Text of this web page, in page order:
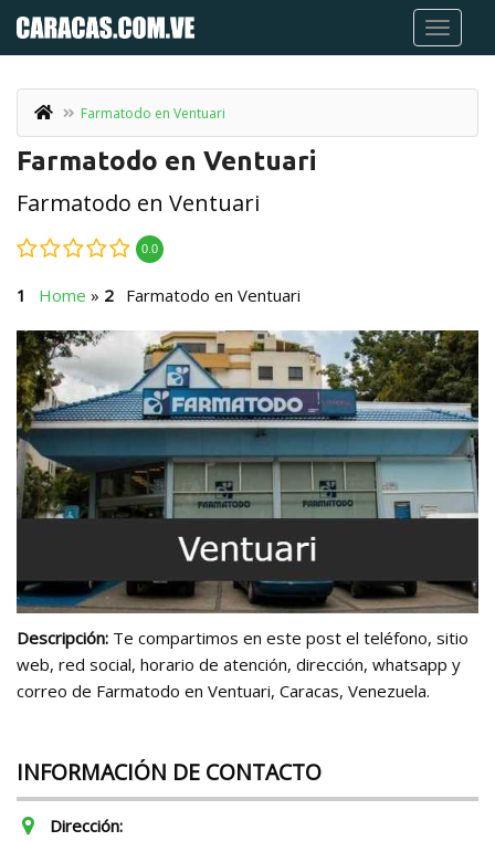
Farmatodo en Ventuari
Farmatodo en Ventuari
Farmatodo en Ventuari
0.0
Home » Farmatodo en Ventuari
Descripción: Te compartimos en este post el teléfono, sitio
web, red social, horario de atención, dirección, whatsapp y
correo de Farmatodo en Ventuari, Caracas, Venezuela.
INFORMACIÓN DE CONTACTO
Dirección: